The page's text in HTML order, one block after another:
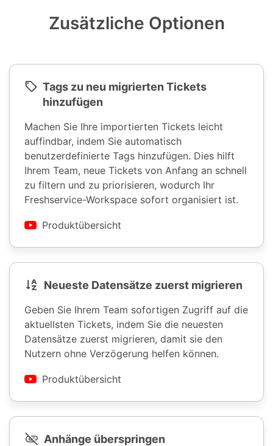
Zusätzliche Optionen
Tags zu neu migrierten Tickets
hinzufügen
Machen Sie Ihre importierten Tickets leicht
auffindbar, indem Sie automatisch
benutzerdefinierte Tags hinzufügen. Dies hilft
Ihrem Team, neue Tickets von Anfang an schnell
zu filtern und zu priorisieren, wodurch Ihr
Freshservice-Workspace sofort organisiert ist.
Produktübersicht
Neueste Datensätze zuerst migrieren
Geben Sie Ihrem Team sofortigen Zugriff auf die
aktuellsten Tickets, indem Sie die neuesten
Datensätze zuerst migrieren, damit sie den
Nutzern ohne Verzögerung helfen können.
Produktübersicht
Anhänge überspringen